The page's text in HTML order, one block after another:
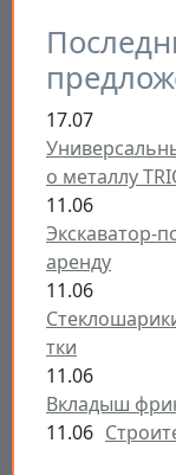
17.07
о металлу
11.06
Экскаватор-
аренду
11.06
тки
11.06
Вкладыш
11.06